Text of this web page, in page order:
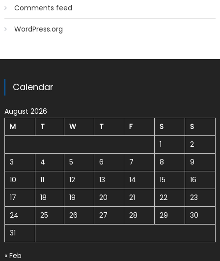
Comments feed
WordPress.org
Calendar
August 2026
M
T W T F S
S
1
2
3
4 5 6 7 8
9
10
11 12 13 14 15
16
17
18 19 20 21 22
23
24
25 26 27 28 29
30
31
« Feb